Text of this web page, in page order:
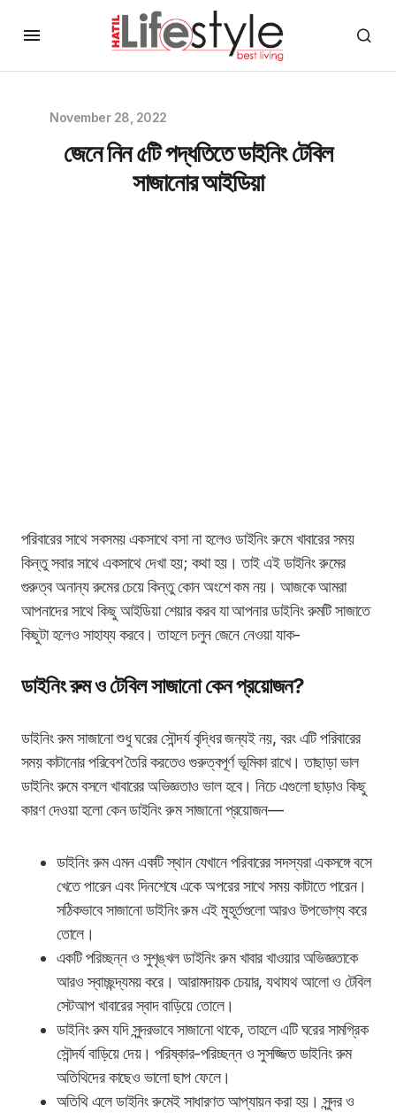
November 28, 2022
জেনে নিন ৫টি পদ্ধতিতে ডাইনিং টেবিল
সাজানোর আইডিয়া
পরিবারের সাথে সবসময় একসাথে বসা না হলেও ডাইনিং রুমে খাবারের সময়
কিন্তু সবার সাথে একসাথে দেখা হয়; কথা হয়। তাই এই ডাইনিং রুমের
গুরুত্ব অনান্য রুমের চেয়ে কিন্তু কোন অংশে কম নয়। আজকে আমরা
আপনাদের সাথে কিছু আইডিয়া শেয়ার করব যা আপনার ডাইনিং রুমটি সাজাতে
কিছুটা হলেও সাহায্য করবে। তাহলে চলুন জেনে নেওয়া যাক-
ডাইনিং রুম ও টেবিল সাজানো কেন প্রয়োজন?
ডাইনিং রুম সাজানো শুধু ঘরের সৌন্দর্য বৃদ্ধির জন্যই নয়, বরং এটি পরিবারের
সময় কাটানোর পরিবেশ তৈরি করতেও গুরুত্বপূর্ণ ভূমিকা রাখে। তাছাড়া ভাল
ডাইনিং রুমে বসলে খাবারের অভিজ্ঞতাও ভাল হবে। নিচে এগুলো ছাড়াও কিছু
কারণ দেওয়া হলো কেন ডাইনিং রুম সাজানো প্রয়োজন—
ডাইনিং রুম এমন একটি স্থান যেখানে পরিবারের সদস্যরা একসঙ্গে বসে
খেতে পারেন এবং দিনশেষে একে অপরের সাথে সময় কাটাতে পারেন।
সঠিকভাবে সাজানো ডাইনিং রুম এই মুহূর্তগুলো আরও উপভোগ্য করে
তোলে।
একটি পরিচ্ছন্ন ও সুশৃঙ্খল ডাইনিং রুম খাবার খাওয়ার অভিজ্ঞতাকে
আরও স্বাচ্ছন্দ্যময় করে। আরামদায়ক চেয়ার, যথাযথ আলো ও টেবিল
সেটআপ খাবারের স্বাদ বাড়িয়ে তোলে।
ডাইনিং রুম যদি সুন্দরভাবে সাজানো থাকে, তাহলে এটি ঘরের সামগ্রিক
সৌন্দর্য বাড়িয়ে দেয়। পরিষ্কার-পরিচ্ছন্ন ও সুসজ্জিত ডাইনিং রুম
অতিথিদের কাছেও ভালো ছাপ ফেলে।
অতিথি এলে ডাইনিং রুমেই সাধারণত আপ্যায়ন করা হয়। সুন্দর ও